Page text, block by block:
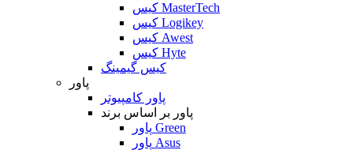
کیس MasterTech
کیس Logikey
کیس Awest
کیس Hyte
کیس گیمینگ
پاور
پاور کامپیوتر
پاور بر اساس برند
پاور Green
پاور Asus